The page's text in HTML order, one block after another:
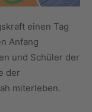
einen Tag
Anfang
und Schüler der
der
miterleben.